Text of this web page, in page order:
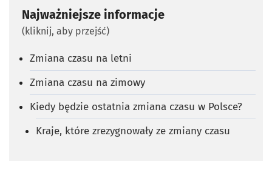
Najważniejsze informacje
(kliknij, aby przejść)
Zmiana czasu na letni
Zmiana czasu na zimowy
Kiedy będzie ostatnia zmiana czasu w Polsce?
Kraje, które zrezygnowały ze zmiany czasu